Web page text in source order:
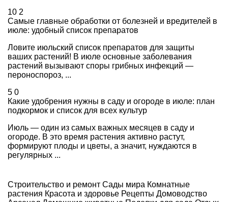
10 2
Самые главные обработки от болезней и вредителей в
июле: удобный список препаратов
Ловите июльский список препаратов для защиты
ваших растений! В июле основные заболевания
растений вызывают споры грибных инфекций —
пероноспороз, ...
5 0
Какие удобрения нужны в саду и огороде в июле: план
подкормок и список для всех культур
Июль — один из самых важных месяцев в саду и
огороде. В это время растения активно растут,
формируют плоды и цветы, а значит, нуждаются в
регулярных ...
Строительство и ремонт Сады мира Комнатные
растения Красота и здоровье Рецепты Домоводство